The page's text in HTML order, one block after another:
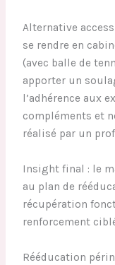
Alternative
se rendre en
(avec balle de
apporter un
l’adhérence aux
compléments et
réalisé par un
Insight final : le
au plan de
récupération
renforcement
Rééducation